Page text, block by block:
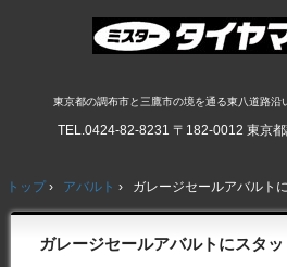
東京都の調布市と三鷹市の境を通る東八道路沿
TEL.0424-82-8231 〒182-0012 東京
トップ › アバルト › ガレージセールアバルト
ガレージセールアバルトにスタ